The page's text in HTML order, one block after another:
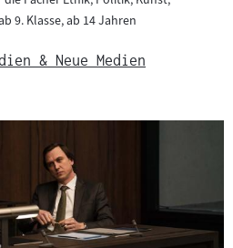
9. Klasse, ab 14 Jahren
& Neue Medien